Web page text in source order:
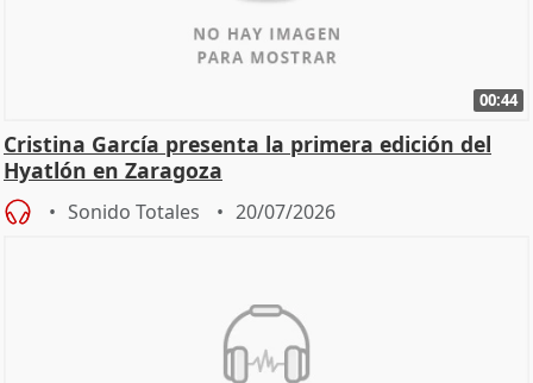
00:44
Cristina García presenta la primera edición del
Hyatlón en Zaragoza
Sonido Totales 20/07/2026